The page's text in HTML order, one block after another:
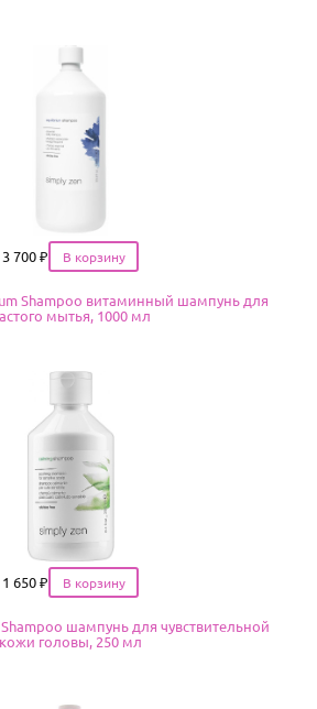
Цена
3 700 ₽
Shampoo витаминный шампунь для
мытья, 1000 мл
Цена
1 650 ₽
шампунь для чувствительной
кожи головы, 250 мл